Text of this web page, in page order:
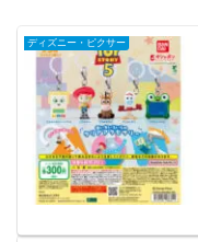
ディズニー・ピクサー